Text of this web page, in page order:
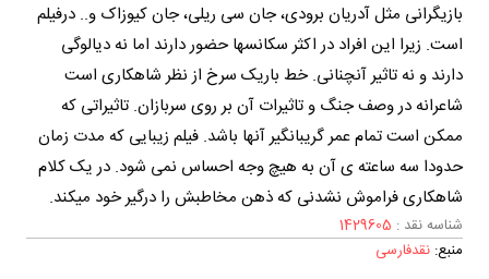
بازیگرانی مثل آدریان برودی، جان سی ریلی، جان کیوزاک و.. درفیلم
است. زیرا این افراد در اکثر سکانسها حضور دارند اما نه دیالوگی
دارند و نه تاثیر آنچنانی. خط باریک سرخ از نظر شاهکاری است
شاعرانه در وصف جنگ و تاثیرات آن بر روی سربازان. تاثیراتی که
ممکن است تمام عمر گریبانگیر آنها باشد. فیلم زیبایی که مدت زمان
حدودا سه ساعته ی آن به هیچ وجه احساس نمی شود. در یک کلام
شاهکاری فراموش نشدنی که ذهن مخاطبش را درگیر خود میکند.
شناسه نقد : 1429605
منبع:نقدفارسی